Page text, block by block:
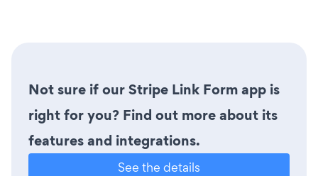
Not sure if our Stripe Link Form app is
right for you? Find out more about its
features and integrations.
See the details